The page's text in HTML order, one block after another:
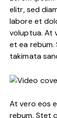
elitr, sed
labore et
voluptua. At
et ea
takimata
At vero eos
rebum. Stet